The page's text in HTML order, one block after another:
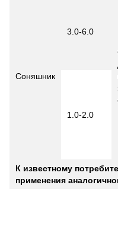
Соняшник
3.0-6.0
1.0-2.0
К известному
применения